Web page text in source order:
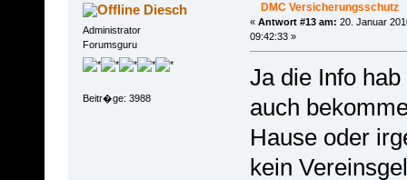
Diesch
Administrator
Forumsguru
Beitr�ge: 3988
DMC Versicherungsschutz
« Antwort #13 am: 20. Januar
09:42:33 »
Ja die Info
auch
Hause oder
kein